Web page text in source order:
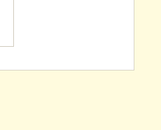
の一歩